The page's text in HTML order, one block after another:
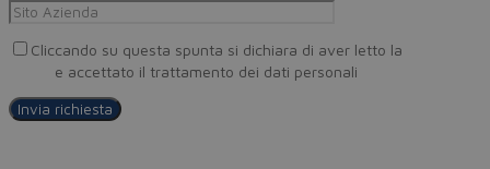
Cliccando su questa spunta si dichiara di aver letto la
e accettato il trattamento dei dati personali